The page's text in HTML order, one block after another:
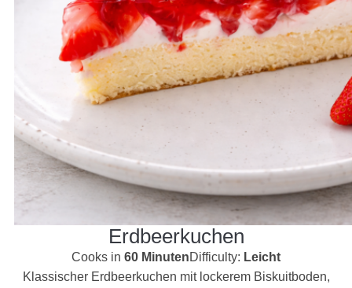
Erdbeerkuchen
Cooks in 60 MinutenDifficulty: Leicht
Klassischer Erdbeerkuchen mit lockerem Biskuitboden,